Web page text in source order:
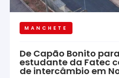
MANCHETE
De Capão Bonito
estudante da Fatec
de intercâmbio em